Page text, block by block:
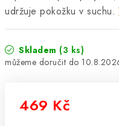
udržuje pokožku v suchu.
Skladem (3 ks)
469 Kč